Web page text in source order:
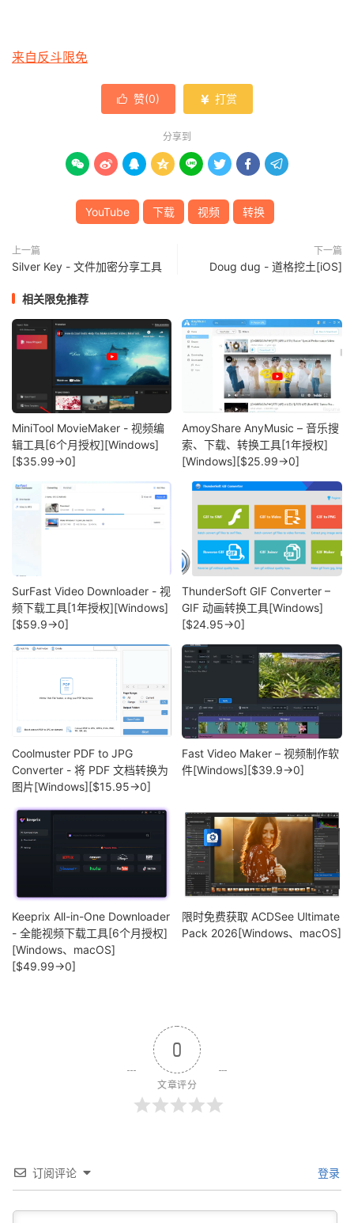
来自反斗限免
 赞(0)  打赏
分享到
       
YouTube 下载 视频 转换
上一篇
Silver Key - 文件加密分享工具
下一篇
Doug dug - 道格挖土[iOS]
相关限免推荐
MiniTool MovieMaker - 视频编
辑工具[6个月授权][Windows]
[$35.99→0]
AmoyShare AnyMusic – 音乐搜
索、下载、转换工具[1年授权]
[Windows][$25.99→0]
SurFast Video Downloader - 视
频下载工具[1年授权][Windows]
[$59.9→0]
ThunderSoft GIF Converter –
GIF 动画转换工具[Windows]
[$24.95→0]
Coolmuster PDF to JPG
Converter - 将 PDF 文档转换为
图片[Windows][$15.95→0]
Fast Video Maker – 视频制作软
件[Windows][$39.9→0]
Keeprix All-in-One Downloader
- 全能视频下载工具[6个月授权]
[Windows、macOS]
[$49.99→0]
限时免费获取 ACDSee Ultimate
Pack 2026[Windows、macOS]
0
文章评分
订阅评论 登录